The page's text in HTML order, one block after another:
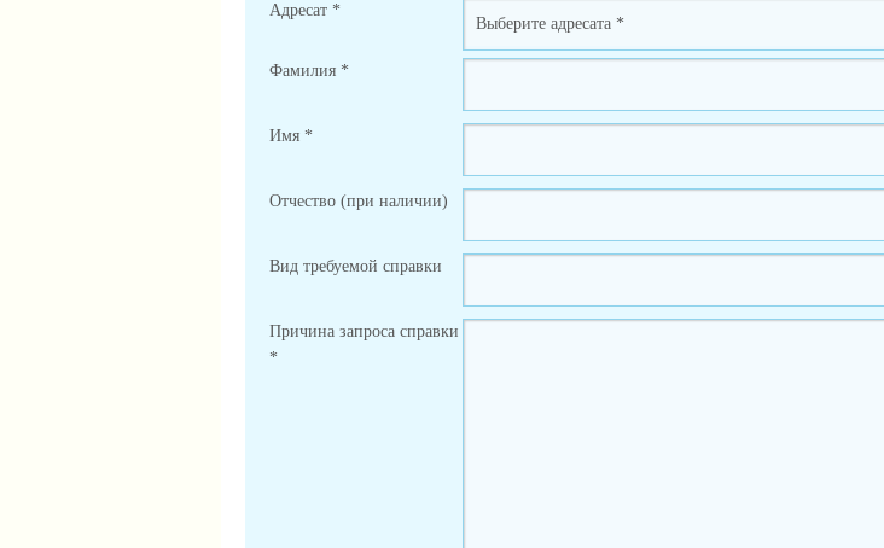
Адресат *
Фамилия *
Имя *
Отчество (при наличии)
Вид требуемой справки
Причина запроса справки
*